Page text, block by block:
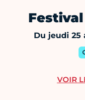
Du jeudi 25
VOIR